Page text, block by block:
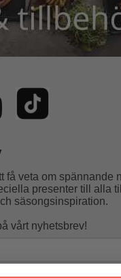
få veta om spännande
presenter till alla
säsongsinspiration.
vårt nyhetsbrev!